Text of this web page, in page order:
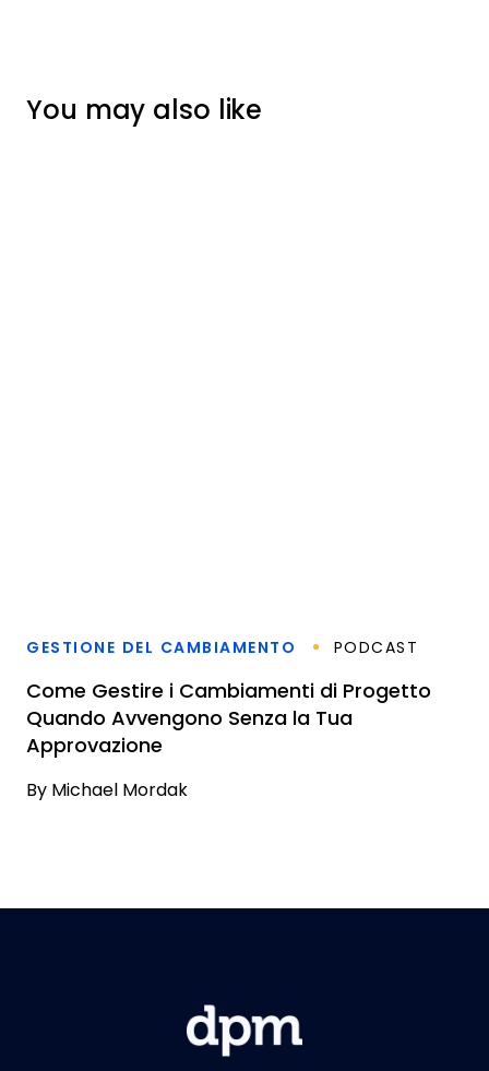
You may also like
GESTIONE DEL CAMBIAMENTO PODCAST
Come Gestire i Cambiamenti di Progetto
Quando Avvengono Senza la Tua
Approvazione
By Michael Mordak